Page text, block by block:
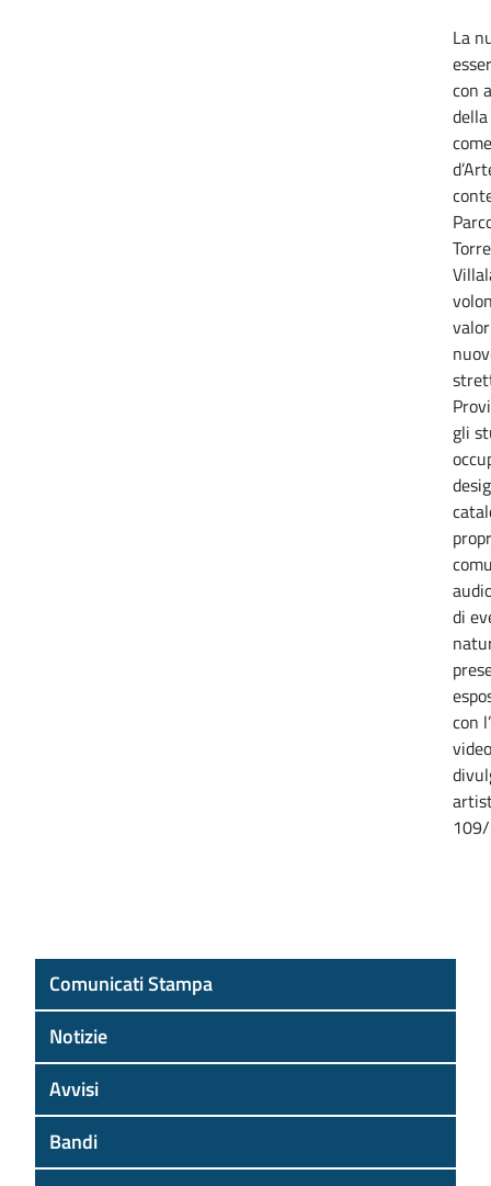
La
con
gli
di
con
Comunicati Stampa
Notizie
Avvisi
Bandi